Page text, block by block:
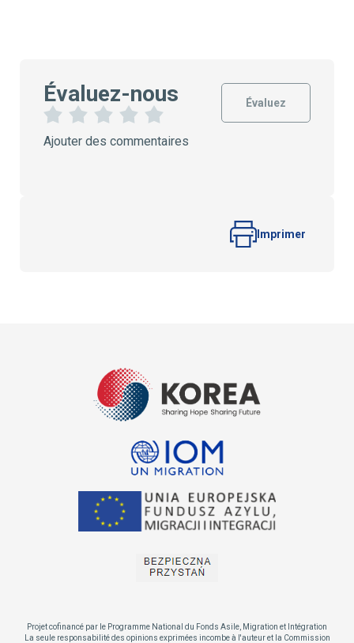
Évaluez-nous
É
É
É
É
É
Ajouter des commentaires
Évaluez
Imprimer
Projet cofinancé par le Programme National du Fonds Asile, Migration et Intégration
La seule responsabilité des opinions exprimées incombe à l'auteur et la Commission